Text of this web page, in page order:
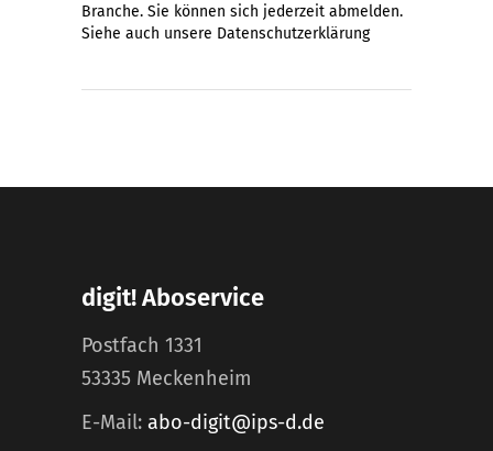
Branche. Sie können sich jederzeit abmelden.
Siehe auch unsere Datenschutzerklärung
digit! Aboservice
Postfach 1331
53335 Meckenheim
E-Mail: abo-digit@ips-d.de